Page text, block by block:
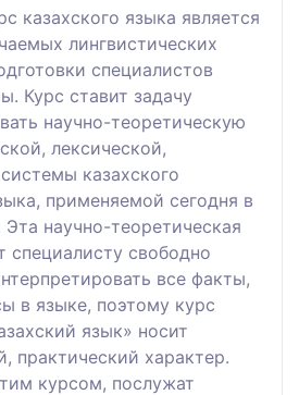
казахского языка является
лингвистических
специалистов
Курс ставит задачу
научно-теоретическую
лексической,
казахского
применяемой сегодня в
научно-теоретическая
специалисту свободно
все факты,
в языке, поэтому курс
язык» носит
практический характер.
курсом, послужат